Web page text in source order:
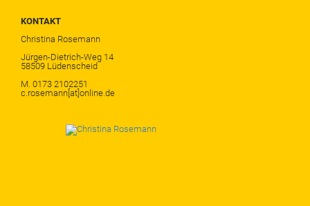
KONTAKT
Christina Rosemann
Jürgen-Dietrich-Weg 14
58509 Lüdenscheid
M. 0173 2102251
c.rosemann[at]online.de